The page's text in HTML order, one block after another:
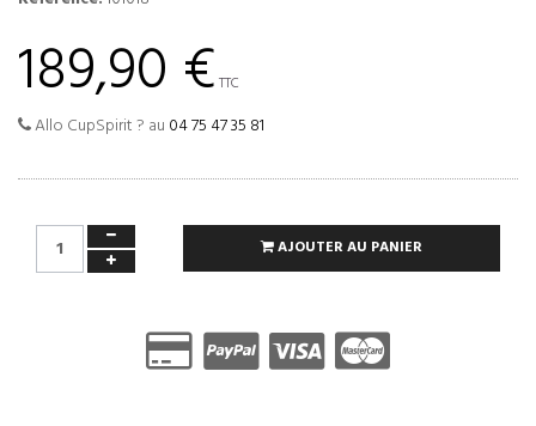
189,90 € TTC
Allo CupSpirit ? au 04 75 47 35 81
AJOUTER AU PANIER